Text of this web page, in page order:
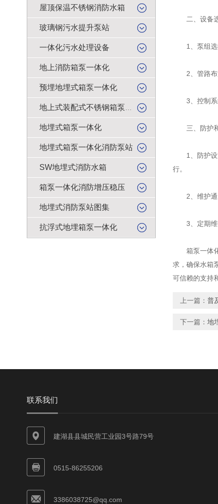
屋顶保温不锈钢消防水箱
玻璃钢污水提升泵站
一体化污水处理设备
地上消防箱泵一体化
预埋地埋式箱泵一体化
地埋式箱泵一体化
地埋式箱泵一体化消防泵站
SW地埋式消防水箱
箱泵一体化消防增压稳压
地埋式消防泵站图集
抗浮式地埋箱泵一体化
二、设备选
1、泵组选型
2、管路布置
3、控制系统
三、防护和
1、防护设施
行。
2、维护通道
3、定期维护
箱泵一体化
求，确保水箱
可信赖的支持
上一篇： 普
下一篇： 地
联系我们
建湖县县城民营工业园3号路79号
0515-86255206
3386038725@qq.com